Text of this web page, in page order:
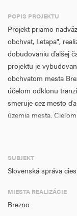
POPIS PROJEKTU
Projekt priamo
obchvat, I.etapa",
dobudovaniu ďalšej
projektu je
obchvatom mesta
účelom odklonu
smeruje cez mesto
územia mesta.
a poskytnutie
Aktivity projektu sú
prostredia a
(podaktivity:
SUBJEKT
Slovenská správa
MIESTA REALIZÁCIE
Brezno